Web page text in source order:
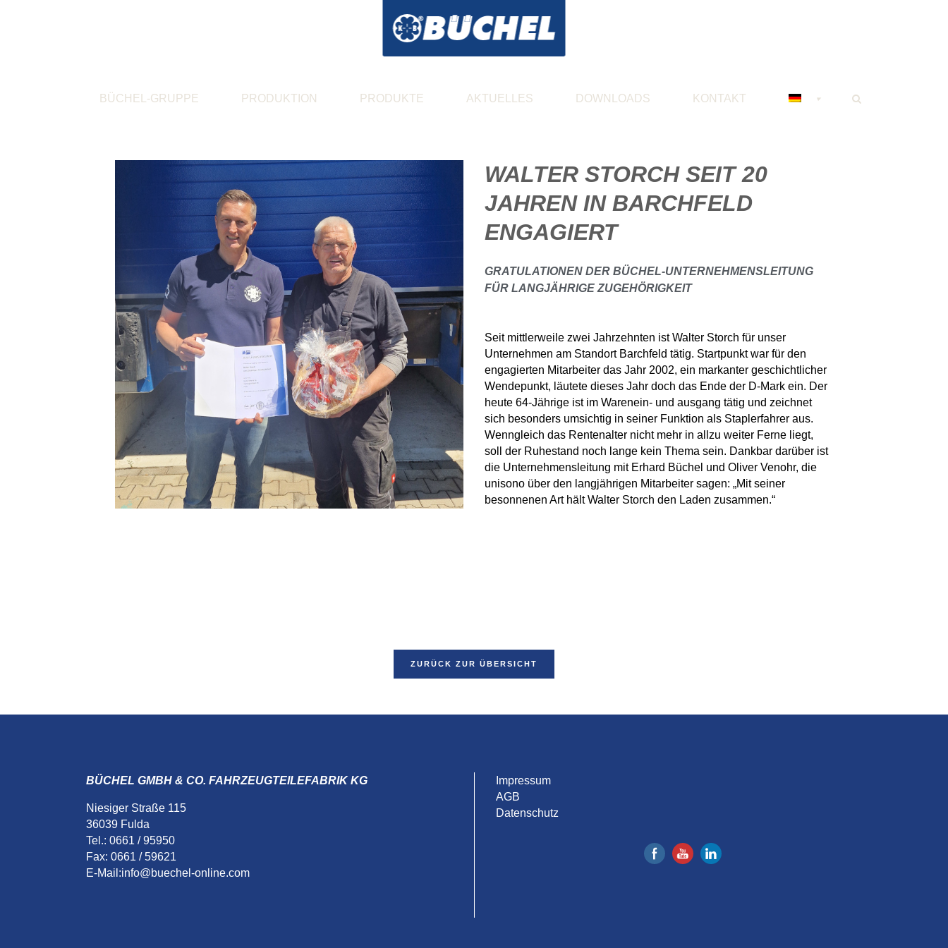
BÜCHEL-GRUPPE PRODUKTION PRODUKTE AKTUELLES DOWNLOADS KONTAKT
WALTER STORCH SEIT 20
JAHREN IN BARCHFELD
ENGAGIERT
GRATULATIONEN DER BÜCHEL-UNTERNEHMENSLEITUNG
FÜR LANGJÄHRIGE ZUGEHÖRIGKEIT
Seit mittlerweile zwei Jahrzehnten ist Walter Storch für unser
Unternehmen am Standort Barchfeld tätig. Startpunkt war für den
engagierten Mitarbeiter das Jahr 2002, ein markanter geschichtlicher
Wendepunkt, läutete dieses Jahr doch das Ende der D-Mark ein. Der
heute 64-Jährige ist im Warenein- und ausgang tätig und zeichnet
sich besonders umsichtig in seiner Funktion als Staplerfahrer aus.
Wenngleich das Rentenalter nicht mehr in allzu weiter Ferne liegt,
soll der Ruhestand noch lange kein Thema sein. Dankbar darüber ist
die Unternehmensleitung mit Erhard Büchel und Oliver Venohr, die
unisono über den langjährigen Mitarbeiter sagen: „Mit seiner
besonnenen Art hält Walter Storch den Laden zusammen.“
ZURÜCK ZUR ÜBERSICHT
BÜCHEL GMBH & CO. FAHRZEUGTEILEFABRIK KG
Niesiger Straße 115
36039 Fulda
Tel.: 0661 / 95950
Fax: 0661 / 59621
E-Mail:info@buechel-online.com
Impressum
AGB
Datenschutz